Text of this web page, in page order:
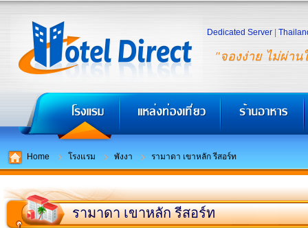
"จองง่าย ไม่ผ่าน
Dedicated Server
Home โรงแรม พังงา รามาดา เขาหลัก รีสอร์ท
รามาดา เขาหลัก รีสอร์ท